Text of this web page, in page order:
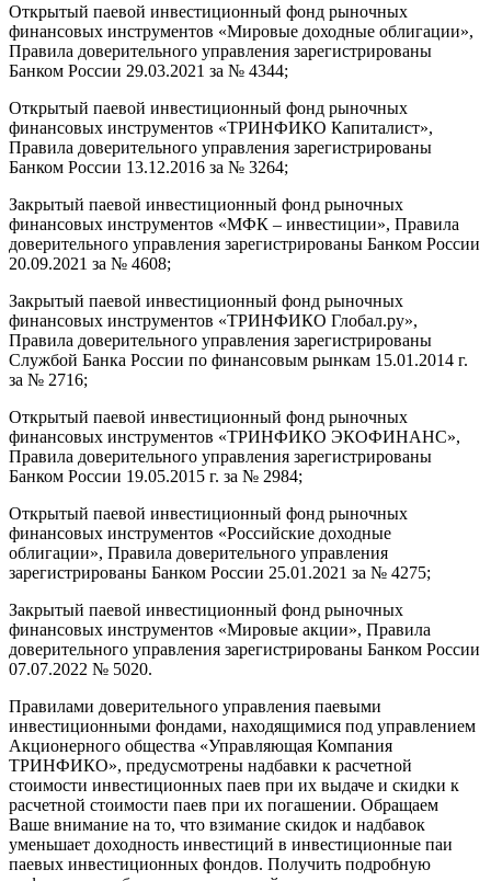
Открытый паевой инвестиционный фонд рыночных
финансовых инструментов «Мировые доходные облигации»,
Правила доверительного управления зарегистрированы
Банком России 29.03.2021 за № 4344;
Открытый паевой инвестиционный фонд рыночных
финансовых инструментов «ТРИНФИКО Капиталист»,
Правила доверительного управления зарегистрированы
Банком России 13.12.2016 за № 3264;
Закрытый паевой инвестиционный фонд рыночных
финансовых инструментов «МФК – инвестиции», Правила
доверительного управления зарегистрированы Банком России
20.09.2021 за № 4608;
Закрытый паевой инвестиционный фонд рыночных
финансовых инструментов «ТРИНФИКО Глобал.ру»,
Правила доверительного управления зарегистрированы
Службой Банка России по финансовым рынкам 15.01.2014 г.
за № 2716;
Открытый паевой инвестиционный фонд рыночных
финансовых инструментов «ТРИНФИКО ЭКОФИНАНС»,
Правила доверительного управления зарегистрированы
Банком России 19.05.2015 г. за № 2984;
Открытый паевой инвестиционный фонд рыночных
финансовых инструментов «Российские доходные
облигации», Правила доверительного управления
зарегистрированы Банком России 25.01.2021 за № 4275;
Закрытый паевой инвестиционный фонд рыночных
финансовых инструментов «Мировые акции», Правила
доверительного управления зарегистрированы Банком России
07.07.2022 № 5020.
Правилами доверительного управления паевыми
инвестиционными фондами, находящимися под управлением
Акционерного общества «Управляющая Компания
ТРИНФИКО», предусмотрены надбавки к расчетной
стоимости инвестиционных паев при их выдаче и скидки к
расчетной стоимости паев при их погашении. Обращаем
Ваше внимание на то, что взимание скидок и надбавок
уменьшает доходность инвестиций в инвестиционные паи
паевых инвестиционных фондов. Получить подробную